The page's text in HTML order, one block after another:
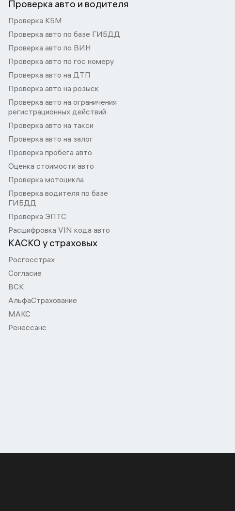
Проверка авто и водителя
Проверка КБМ
Проверка авто по базе ГИБДД
Проверка авто по ВИН
Проверка авто по гос номеру
Проверка авто на ДТП
Проверка авто на розыск
Проверка авто на ограничения
регистрационных действий
Проверка авто на такси
Проверка авто на залог
Проверка пробега авто
Оценка стоимости авто
Проверка мотоцикла
Проверка водителя по базе
ГИБДД
Проверка ЭПТС
Расшифровка VIN кода авто
КАСКО у страховых
Росгосстрах
Согласие
ВСК
АльфаСтрахование
МАКС
Ренессанс